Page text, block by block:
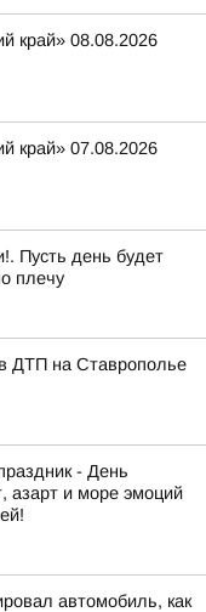
край» 08.08.2026
край» 07.08.2026
Пусть день будет
плечу
ДТП на Ставрополье
- День
азарт и море эмоций
автомобиль, как